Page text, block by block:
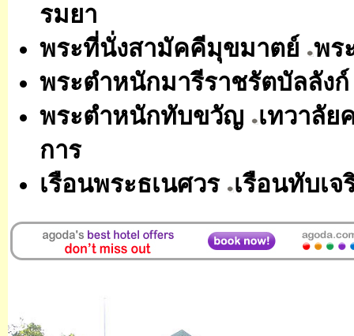
รมยา
พระที่นั่งสามัคคีมุขมาตย์ พร
พระตำหนักมารีราชรัตบัลลัง
พระตำหนักทับขวัญ เทวาลั
การ
เรือนพระธเนศวร เรือนทับเ